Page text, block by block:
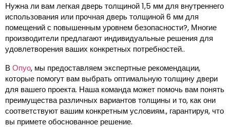
Нужна ли вам легкая дверь толщиной 1,5 мм для внутреннего
использования или прочная дверь толщиной 6 мм для
помещений с повышенным уровнем безопасности?, Многие
производители предлагают индивидуальные решения для
удовлетворения ваших конкретных потребностей..
ВОпуо, мы предоставляем экспертные рекомендации,
которые помогут вам выбрать оптимальную толщину двери
для вашего проекта. Наша команда может помочь вам понять
преимущества различных вариантов толщины и то, как они
соответствуют вашим конкретным условиям., гарантируя, что
вы примете обоснованное решение.